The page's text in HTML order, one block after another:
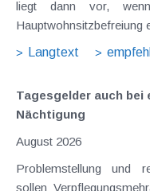
liegt dann vor,
Hauptwohnsitzbefreiung
Langtext
Tagesgelder auch bei
Nächtigung
August 2026
Problemstellung und
sollen